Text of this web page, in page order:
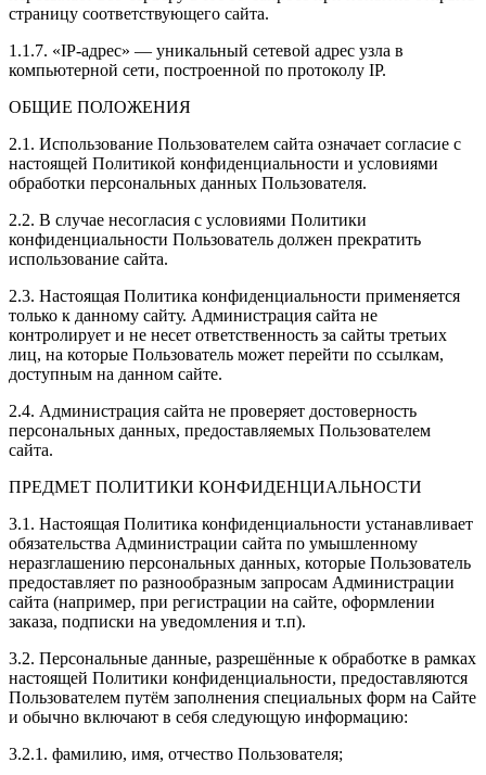
страницу соответствующего сайта.
1.1.7. «IP-адрес» — уникальный сетевой адрес узла в
компьютерной сети, построенной по протоколу IP.
ОБЩИЕ ПОЛОЖЕНИЯ
2.1. Использование Пользователем сайта означает согласие с
настоящей Политикой конфиденциальности и условиями
обработки персональных данных Пользователя.
2.2. В случае несогласия с условиями Политики
конфиденциальности Пользователь должен прекратить
использование сайта.
2.3. Настоящая Политика конфиденциальности применяется
только к данному сайту. Администрация сайта не
контролирует и не несет ответственность за сайты третьих
лиц, на которые Пользователь может перейти по ссылкам,
доступным на данном сайте.
2.4. Администрация сайта не проверяет достоверность
персональных данных, предоставляемых Пользователем
сайта.
ПРЕДМЕТ ПОЛИТИКИ КОНФИДЕНЦИАЛЬНОСТИ
3.1. Настоящая Политика конфиденциальности устанавливает
обязательства Администрации сайта по умышленному
неразглашению персональных данных, которые Пользователь
предоставляет по разнообразным запросам Администрации
сайта (например, при регистрации на сайте, оформлении
заказа, подписки на уведомления и т.п).
3.2. Персональные данные, разрешённые к обработке в рамках
настоящей Политики конфиденциальности, предоставляются
Пользователем путём заполнения специальных форм на Сайте
и обычно включают в себя следующую информацию:
3.2.1. фамилию, имя, отчество Пользователя;